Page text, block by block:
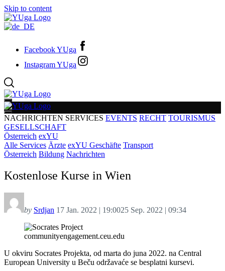
Skip to content
Facebook YUga
Instagram YUga
NACHRICHTEN SERVICES EVENTS RECHT TOURISMUS
GESELLSCHAFT
Österreich exYU
Alle Services Ärzte exYU Geschäfte Transport
Österreich Bildung Nachrichten
Kostenlose Kurse in Wien
by Srdjan 17 Jan. 2022 | 19:0025 Sep. 2022 | 09:34
communityengagement.ceu.edu
U okviru Socrates Projekta, od marta do juna 2022. na Central
European University u Beču održavaće se besplatni kursevi.